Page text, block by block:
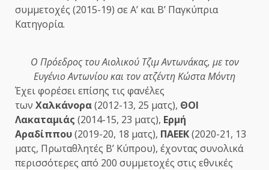
συμμετοχές (2015-19) σε Α’ και Β’ Παγκύπρια
Κατηγορία.
Ο Πρόεδρος του Αιολικού Τζιμ Αντωνάκας, με τον
Ευγένιο Αντωνίου και τον ατζέντη Κώστα Μόντη
Έχει φορέσει επίσης τις φανέλες
των Χαλκάνορα(2012-13, 25 ματς), ΘΟΙ
Λακαταμιάς (2014-15, 23 ματς), Ερμή
Αραδίππου(2019-20, 18 ματς), ΠΑΕΕΚ(2020-21, 13
ματς, Πρωταθλητές Β’ Κύπρου), έχοντας συνολικά
περισσότερες από 200 συμμετοχές στις εθνικές